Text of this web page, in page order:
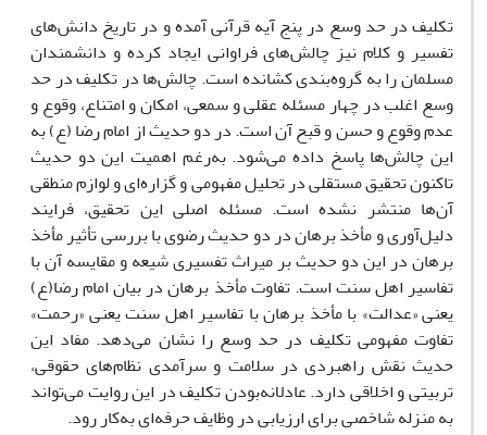
تکلیف در حد وسع در پنج آیه قرآنی آمده و در تاریخ دانش‌های
تفسیر و کلام نیز چالش‌های فراوانی ایجاد کرده و دانشمندان
مسلمان را به گروه‌بندی‌ کشانده است. چالش‌ها در تکلیف در حد
وسع اغلب در چهار مسئله عقلی و سمعی، امکان و امتناع، وقوع و
عدم وقوع و حسن و قبح آن است. در دو حدیث از امام رضا (ع) به
این چالش‌ها پاسخ داده می‌شود. به‌رغم اهمیت این دو حدیث
تاکنون تحقیق مستقلی در تحلیل مفهومی و گزاره‌ای و لوازم منطقی
آن‌ها منتشر نشده است. مسئله اصلی این تحقیق، فرایند
دلیل‌آوری و مأخذ برهان در دو حدیث رضوی با بررسی تأثیر مأخذ
برهان در این دو حدیث بر میراث تفسیری شیعه و مقایسه آن با
تفاسیر اهل سنت است. تفاوت مأخذ برهان در بیان امام رضا(ع)
یعنی «عدالت» با مأخذ برهان با تفاسیر اهل سنت یعنی «رحمت»
تفاوت مفهومی تکلیف در حد وسع را نشان می‌دهد. مفاد این
حدیث نقش راهبردی در سلامت و سرآمدی نظام‌های حقوقی،
تربیتی و اخلاقی دارد. عادلانه‌بودن تکلیف در این روایت می‌تواند
به منزله شاخصی برای ارزیابی در وظایف حرفه‌ای به‌کار رود.